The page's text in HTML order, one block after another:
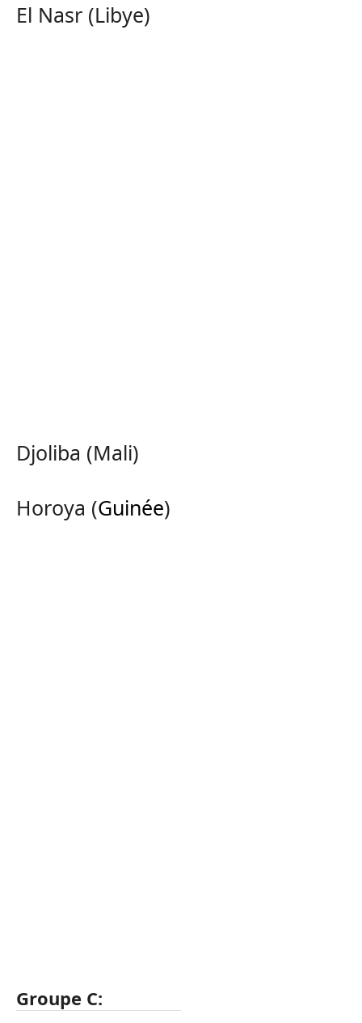
El Nasr (Libye)
Djoliba (Mali)
Horoya (Guinée)
Groupe C: